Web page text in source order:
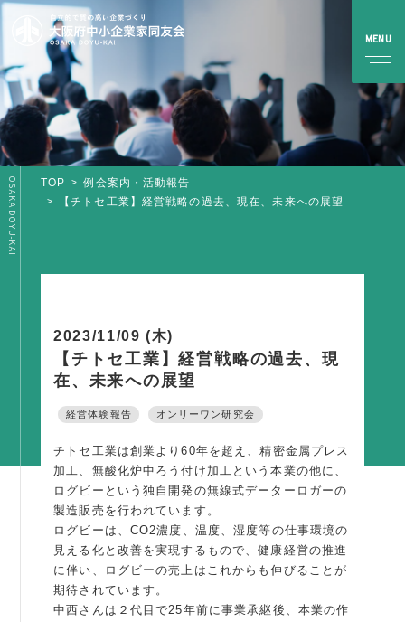
同友会について
調査・資料・提言
支部活動
全国行事
同好会活動
その他の活動
TOP
例会案内・活動報告
【チトセ工業】経営戦略の過去、現在、未来への展望
OSAKA DOYU-KAI
2023/11/09 (木)
【チトセ工業】経営戦略の過去、現
在、未来への展望
経営体験報告 オンリーワン研究会
チトセ工業は創業より60年を超え、精密金属プレス
加工、無酸化炉中ろう付け加工という本業の他に、
ログビーという独自開発の無線式データーロガーの
製造販売を行われています。
ログビーは、CO2濃度、温度、湿度等の仕事環境の
見える化と改善を実現するもので、健康経営の推進
に伴い、ログビーの売上はこれからも伸びることが
期待されています。
中西さんは２代目で25年前に事業承継後、本業の作